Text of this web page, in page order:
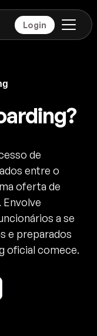
Login
de
entre o
oferta de
Envolve
a se
e preparados
oficial comece.